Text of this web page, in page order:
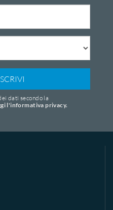
dati secondo la
l'informativa privacy.